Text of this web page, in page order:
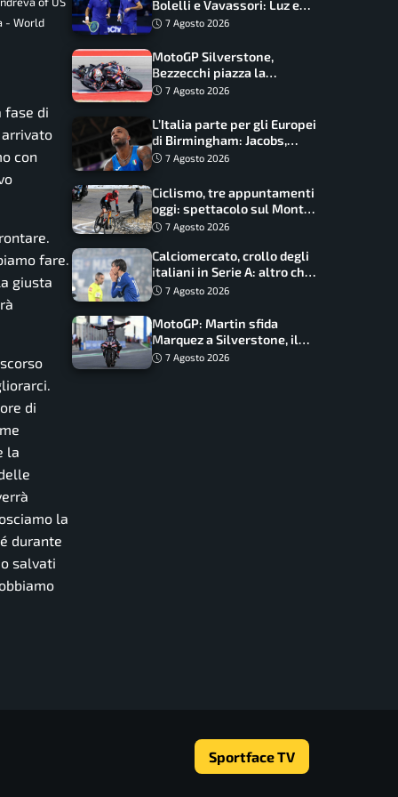
- World
fase di
arrivato
con
fare.
giusta
di
la
la
durante
salvati
Bolelli e Vavassori: Luz e
Matos fermano gli azzurri
7 Agosto 2026
MotoGP Silverstone,
Bezzecchi piazza la
zampata: Aprilia domina,
7 Agosto 2026
L’Italia parte per gli Europei
di Birmingham: Jacobs,
Tamberi e Battocletti
record
7 Agosto 2026
Ciclismo, tre appuntamenti
oggi: spettacolo sul Mont
Ventoux, orari e come
7 Agosto 2026
Calciomercato, crollo degli
italiani in Serie A: altro che
svolta dopo il Mondiale
7 Agosto 2026
MotoGP: Martin sfida
Marquez a Silverstone, il
programma e gli orari
7 Agosto 2026
Sportface TV